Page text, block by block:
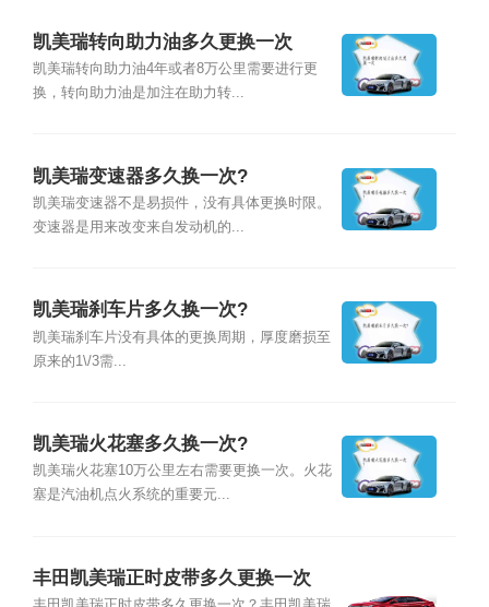
凯美瑞转向助力油多久更换一次
凯美瑞转向助力油4年或者8万公里需要进行更
换，转向助力油是加注在助力转...
凯美瑞变速器多久换一次?
凯美瑞变速器不是易损件，没有具体更换时限。
变速器是用来改变来自发动机的...
凯美瑞刹车片多久换一次?
凯美瑞刹车片没有具体的更换周期，厚度磨损至
原来的1\/3需...
凯美瑞火花塞多久换一次?
凯美瑞火花塞10万公里左右需要更换一次。火花
塞是汽油机点火系统的重要元...
丰田凯美瑞正时皮带多久更换一次